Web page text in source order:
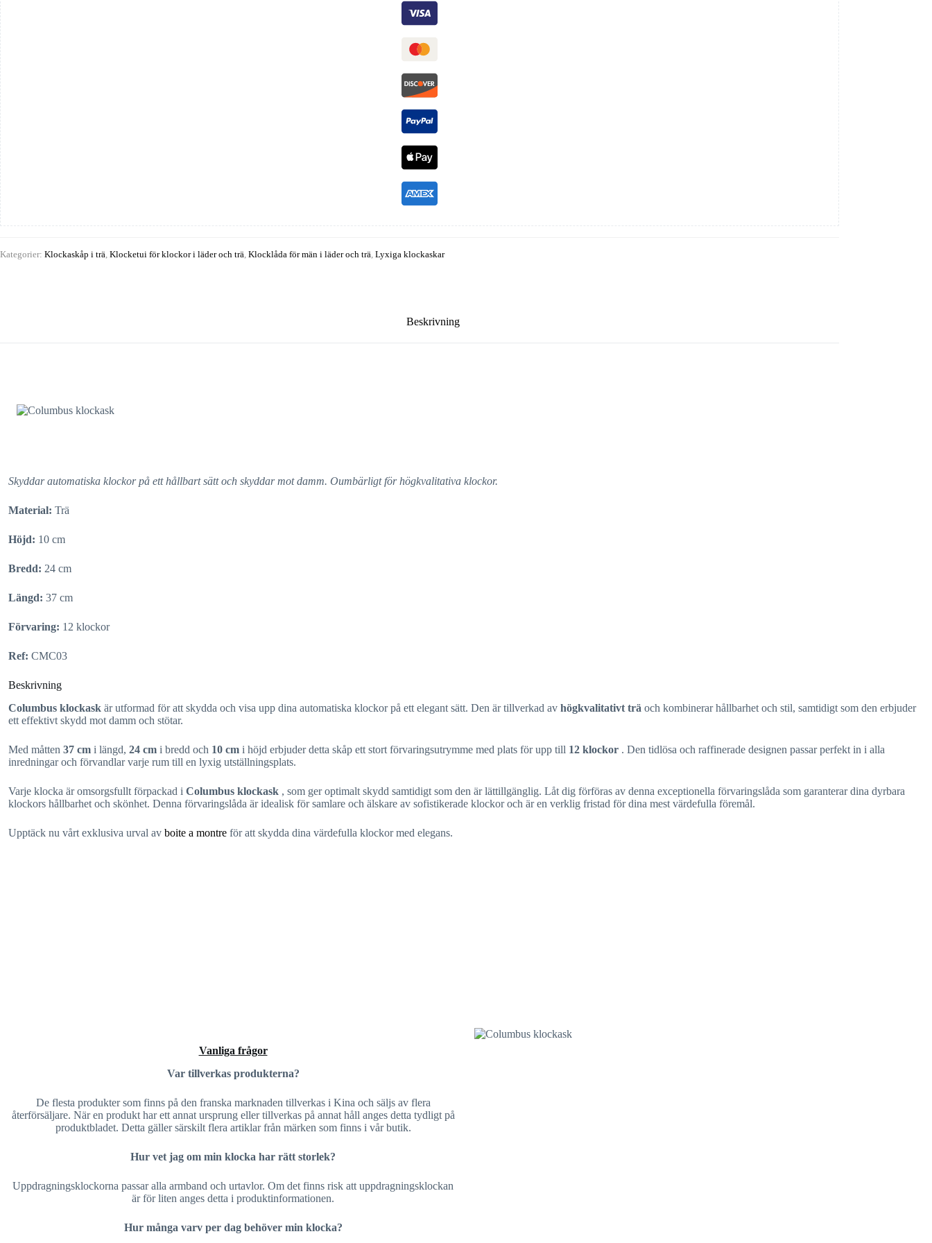
Kategorier: Klockaskåp i trä Klocketui för klockor i läder och trä Klocklåda för män i läder och trä Lyxiga klockaskar
Beskrivning
Skyddar automatiska klockor på ett hållbart sätt och skyddar mot damm. Oumbärligt för högkvalitativa klockor.
Material: Trä
Höjd: 10 cm
Bredd: 24 cm
Längd: 37 cm
Förvaring: 12 klockor
Ref: CMC03
Beskrivning
Columbus klockask är utformad för att skydda och visa upp dina automatiska klockor på ett elegant sätt. Den är tillverkad av högkvalitativt trä och kombinerar hållbarhet och stil, samtidigt som den erbjuder
ett effektivt skydd mot damm och stötar.
Med måtten 37 cm i längd, 24 cm i bredd och 10 cm i höjd erbjuder detta skåp ett stort förvaringsutrymme med plats för upp till 12 klockor . Den tidlösa och raffinerade designen passar perfekt in i alla
inredningar och förvandlar varje rum till en lyxig utställningsplats.
Varje klocka är omsorgsfullt förpackad i Columbus klockask , som ger optimalt skydd samtidigt som den är lättillgänglig. Låt dig förföras av denna exceptionella förvaringslåda som garanterar dina dyrbara
klockors hållbarhet och skönhet. Denna förvaringslåda är idealisk för samlare och älskare av sofistikerade klockor och är en verklig fristad för dina mest värdefulla föremål.
Upptäck nu vårt exklusiva urval av boite a montre för att skydda dina värdefulla klockor med elegans.
Vanliga frågor
Var tillverkas produkterna?
De flesta produkter som finns på den franska marknaden tillverkas i Kina och säljs av flera
återförsäljare. När en produkt har ett annat ursprung eller tillverkas på annat håll anges detta tydligt på
produktbladet. Detta gäller särskilt flera artiklar från märken som finns i vår butik.
Hur vet jag om min klocka har rätt storlek?
Uppdragningsklockorna passar alla armband och urtavlor. Om det finns risk att uppdragningsklockan
är för liten anges detta i produktinformationen.
Hur många varv per dag behöver min klocka?